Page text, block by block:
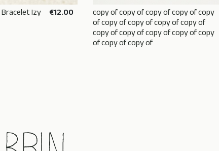
Izy €12.00 ADD TO BASKET
copy of copy of copy of copy of copy
of copy of copy of copy of copy of
copy of copy of copy of copy of copy
of copy of copy of